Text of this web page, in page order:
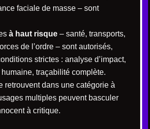
faciale de masse – sont
à haut risque – santé, transports,
de l’ordre – sont autorisés,
strictes : analyse d’impact,
traçabilité complète.
retrouvent dans une catégorie à
multiples peuvent basculer
à critique.